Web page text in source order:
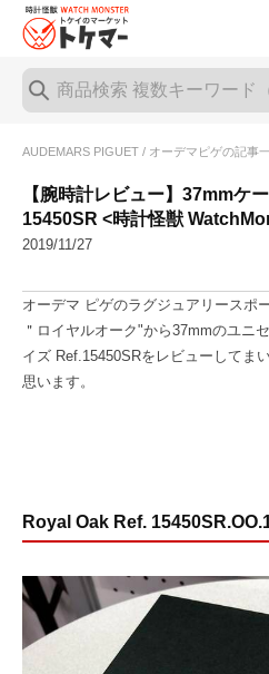
AUDEMARS PIGUET / オーデマピゲの記事
【腕時計レビュー】37mmケ
15450SR <時計怪獣
2019/11/27
オーデマ ピゲのラグジュアリースポ
＂ロイヤルオーク"から37mmのユニ
イズ Ref.15450SRをレビューしてま
思います。
Royal Oak Ref.